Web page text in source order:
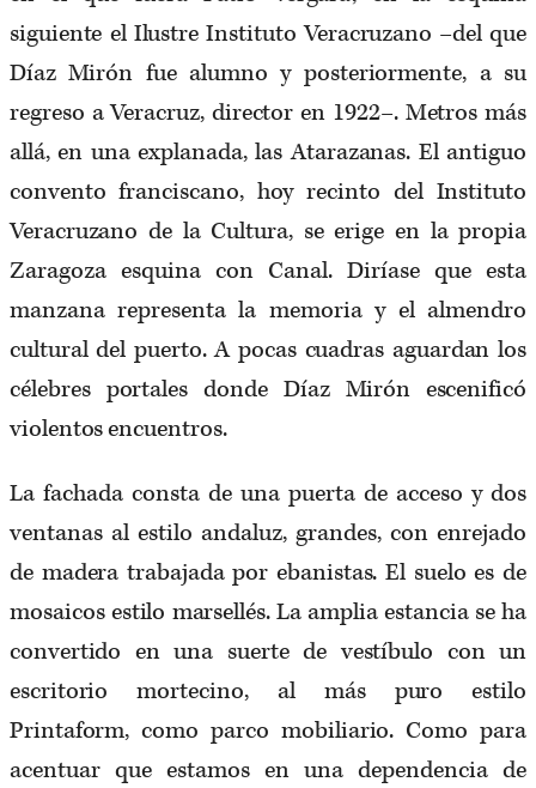
siguiente el Ilustre Instituto Veracruzano –del que
Díaz Mirón fue alumno y posteriormente, a su
regreso a Veracruz, director en 1922–. Metros más
allá, en una explanada, las Atarazanas. El antiguo
convento franciscano, hoy recinto del Instituto
Veracruzano de la Cultura, se erige en la propia
Zaragoza esquina con Canal. Diríase que esta
manzana representa la memoria y el almendro
cultural del puerto. A pocas cuadras aguardan los
célebres portales donde Díaz Mirón escenificó
violentos encuentros.
La fachada consta de una puerta de acceso y dos
ventanas al estilo andaluz, grandes, con enrejado
de madera trabajada por ebanistas. El suelo es de
mosaicos estilo marsellés. La amplia estancia se ha
convertido en una suerte de vestíbulo con un
escritorio mortecino, al más puro estilo
Printaform, como parco mobiliario. Como para
acentuar que estamos en una dependencia de